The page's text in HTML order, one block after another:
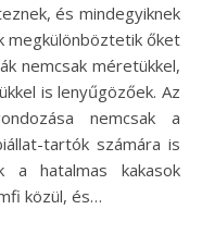
és mindegyiknek
megkülönböztetik őket
nemcsak méretükkel,
is lenyűgözőek. Az
nemcsak a
tartók számára is
a hatalmas kakasok
közül, és…